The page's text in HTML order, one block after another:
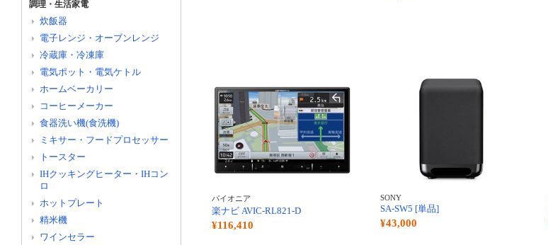
パイオニア
楽ナビ AVIC-RL821-D
¥116,410
SONY
SA-SW5 [単品]
¥43,000
調理・生活家電
炊飯器
電子レンジ・オーブンレンジ
冷蔵庫・冷凍庫
電気ポット・電気ケトル
ホームベーカリー
コーヒーメーカー
食器洗い機(食洗機)
ミキサー・フードプロセッサー
トースター
IHクッキングヒーター・IHコン
ロ
ホットプレート
精米機
ワインセラー